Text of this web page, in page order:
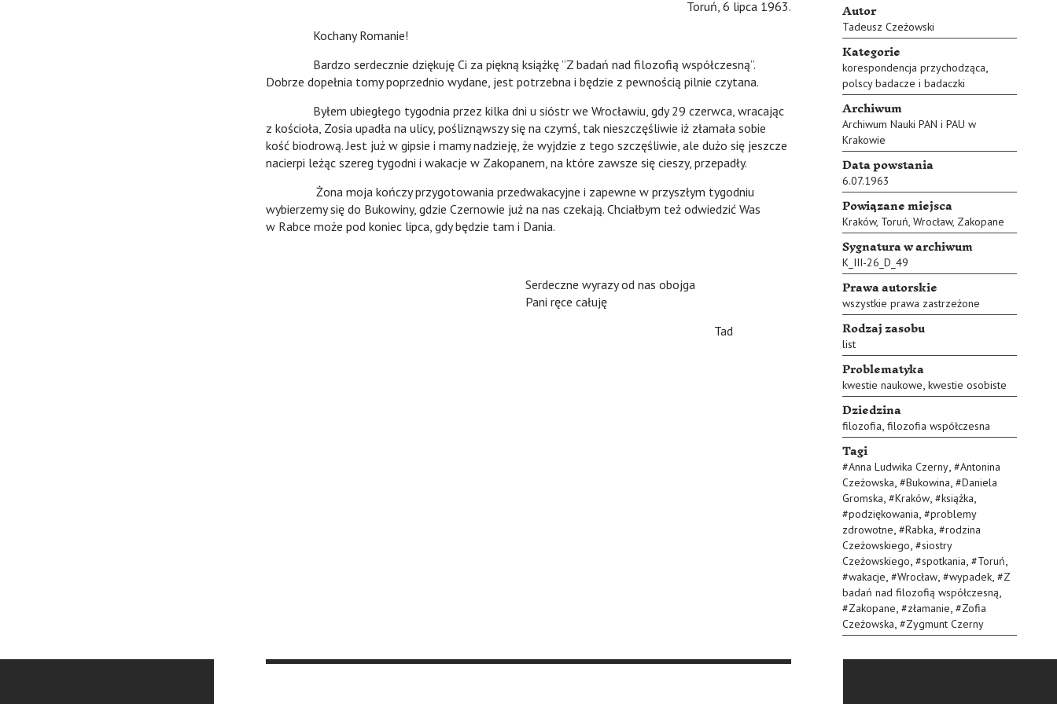
Autor
Tadeusz Czeżowski
Kategorie
korespondencja przychodząca,
polscy badacze i badaczki
Archiwum
Archiwum Nauki PAN i PAU w
Krakowie
Data powstania
6.07.1963
Powiązane miejsca
Kraków, Toruń, Wrocław, Zakopane
Sygnatura w archiwum
K_III-26_D_49
Prawa autorskie
wszystkie prawa zastrzeżone
Rodzaj zasobu
list
Problematyka
kwestie naukowe, kwestie osobiste
Dziedzina
filozofia, filozofia współczesna
Tagi
#Anna Ludwika Czerny, #Antonina
Czeżowska, #Bukowina, #Daniela
Gromska, #Kraków, #książka,
#podziękowania, #problemy
zdrowotne, #Rabka, #rodzina
Czeżowskiego, #siostry
Czeżowskiego, #spotkania, #Toruń,
#wakacje, #Wrocław, #wypadek, #Z
badań nad filozofią współczesną,
#Zakopane, #złamanie, #Zofia
Czeżowska, #Zygmunt Czerny
Toruń, 6 lipca 1963.
Kochany Romanie!
Bardzo serdecznie dziękuję Ci za piękną książkę ”Z badań nad filozofią współczesną”.
Dobrze dopełnia tomy poprzednio wydane, jest potrzebna i będzie z pewnością pilnie czytana.
Byłem ubiegłego tygodnia przez kilka dni u sióstr we Wrocławiu, gdy 29 czerwca, wracając
z kościoła, Zosia upadła na ulicy, pośliznąwszy się na czymś, tak nieszczęśliwie iż złamała sobie
kość biodrową. Jest już w gipsie i mamy nadzieję, że wyjdzie z tego szczęśliwie, ale dużo się jeszcze
nacierpi leżąc szereg tygodni i wakacje w Zakopanem, na które zawsze się cieszy, przepadły.
Żona moja kończy przygotowania przedwakacyjne i zapewne w przyszłym tygodniu
wybierzemy się do Bukowiny, gdzie Czernowie już na nas czekają. Chciałbym też odwiedzić Was
w Rabce może pod koniec lipca, gdy będzie tam i Dania.
Serdeczne wyrazy od nas obojga
Pani ręce całuję
Tad